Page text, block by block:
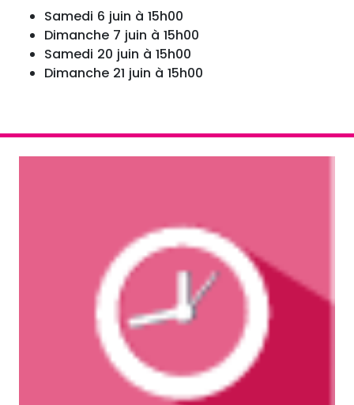
Samedi 6 juin à 15h00
Dimanche 7 juin à 15h00
Samedi 20 juin à 15h00
Dimanche 21 juin à 15h00